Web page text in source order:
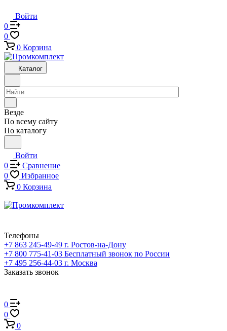
Войти
0
0
0 Корзина
Каталог
Везде
По всему сайту
По каталогу
Войти
0
Сравнение
0
Избранное
0 Корзина
Телефоны
+7 863 245-49-49 г. Ростов-на-Дону
+7 800 775-41-03 Бесплатный звонок по России
+7 495 256-44-03 г. Москва
Заказать звонок
0
0
0